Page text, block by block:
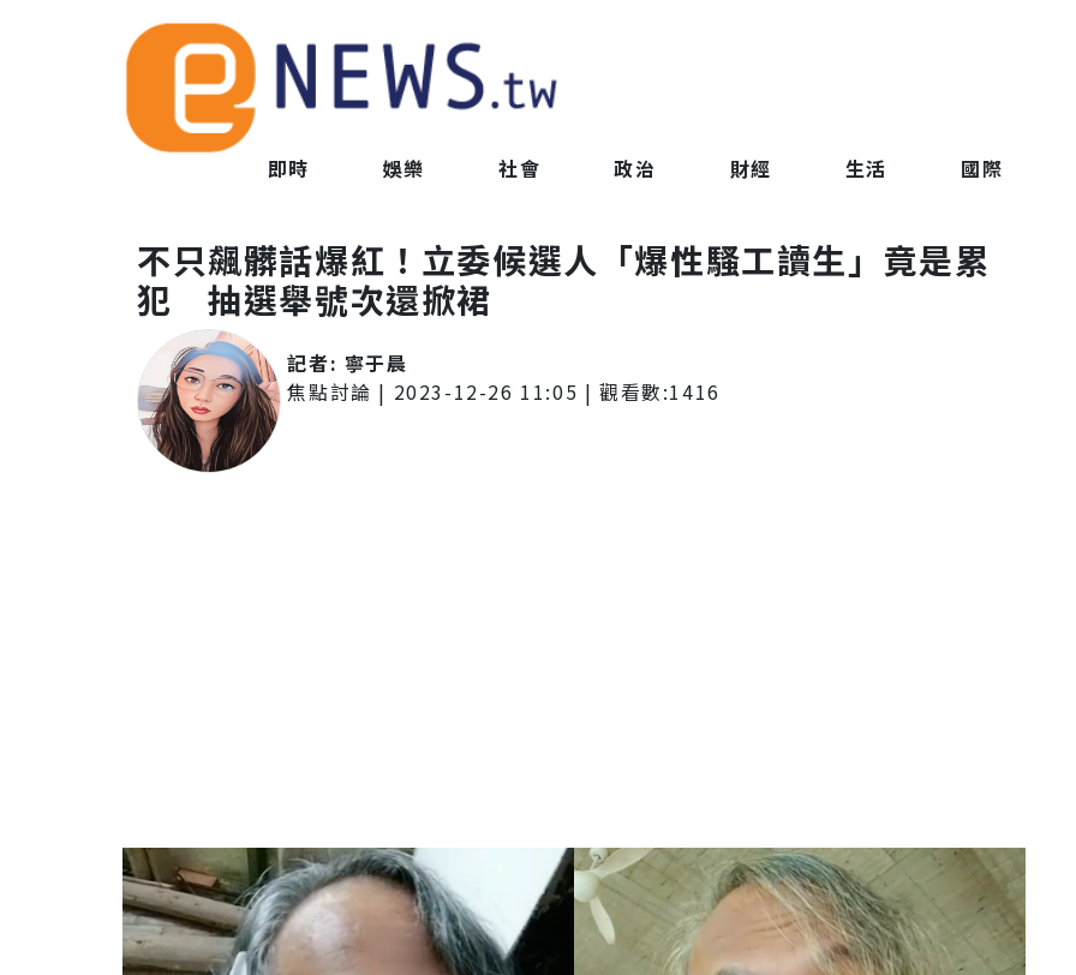
即時 娛樂 社會 政治 財經 生活 國際
不只飆髒話爆紅！立委候選人「爆性騷工讀生」竟是累
犯 抽選舉號次還掀裙
記者: 寧于晨
焦點討論 | 2023-12-26 11:05 | 觀看數:1416